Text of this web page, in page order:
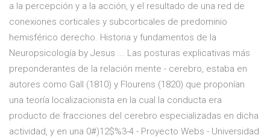
a la percepción y a la acción, y el resultado de una red de
conexiones corticales y subcorticales de predominio
hemisférico derecho. Historia y fundamentos de la
Neuropsicología by Jesus ... Las posturas explicativas más
preponderantes de la relación mente - cerebro, estaba en
autores como Gall (1810) y Flourens (1820) que proponían
una teoría localizacionista en la cual la conducta era
producto de fracciones del cerebro especializadas en dicha
actividad, y en una 0#)12$%3-4 - Proyecto Webs - Universidad